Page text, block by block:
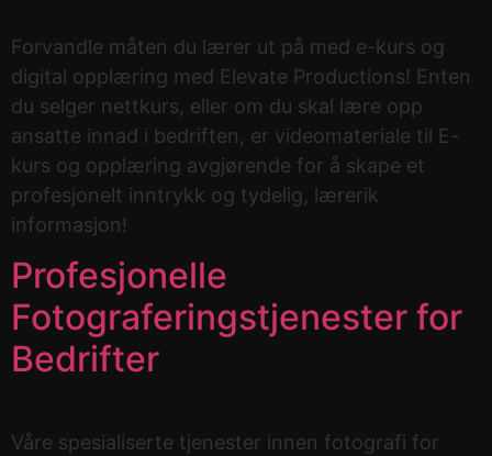
Forvandle måten du lærer ut på med e-kurs og
digital opplæring med Elevate Productions! Enten
du selger nettkurs, eller om du skal lære opp
ansatte innad i bedriften, er videomateriale til E-
kurs og opplæring avgjørende for å skape et
profesjonelt inntrykk og tydelig, lærerik
informasjon!
Profesjonelle
Fotograferingstjenester for
Bedrifter
Våre spesialiserte tjenester innen fotografi for